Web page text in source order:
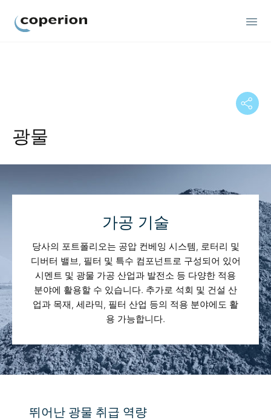
광물
가공 기술
당사의 포트폴리오는 공압 컨베잉 시스템, 로터리 및
디버터 밸브, 필터 및 특수 컴포넌트로 구성되어 있어
시멘트 및 광물 가공 산업과 발전소 등 다양한 적용
분야에 활용할 수 있습니다. 추가로 석회 및 건설 산
업과 목재, 세라믹, 필터 산업 등의 적용 분야에도 활
용 가능합니다.
뛰어난 광물 취급 역량